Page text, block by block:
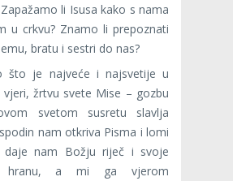
li Isusa kako s nama
u crkvu? Znamo li prepoznati
bratu i sestri do nas?
što je najveće i najsvetije u
žrtvu svete Mise – gozbu
svetom susretu slavlja
nam otkriva Pisma i lomi
daje nam Božju riječ i svoje
hranu, a mi ga vjerom